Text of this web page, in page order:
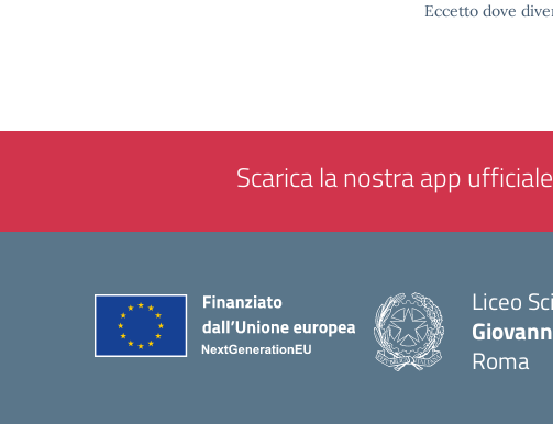
Eccetto dove
Scarica la nostra app
Liceo
Roma